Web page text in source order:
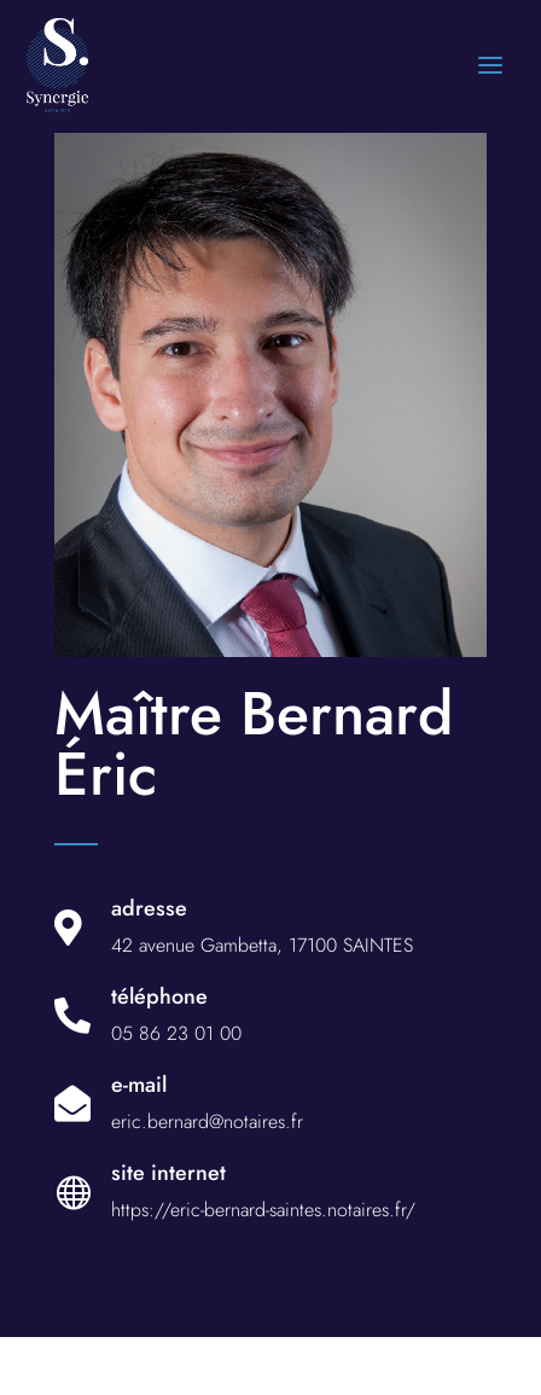
Maître Bernard
Éric

adresse
42 avenue Gambetta, 17100 SAINTES

téléphone
05 86 23 01 00

e-mail
eric.bernard@notaires.fr

site internet
https://eric-bernard-saintes.notaires.fr/